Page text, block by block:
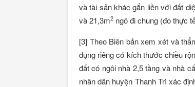
và tài sản khác gắn liền với đất
và 21,3m2 ngõ đi chung (đo thực
[3] Theo Biên bản xem xét và
dụng riêng có kích thước chiều
đất có ngôi nhà 2,5 tầng và nhà
nhân dân huyện Thanh Trì xác